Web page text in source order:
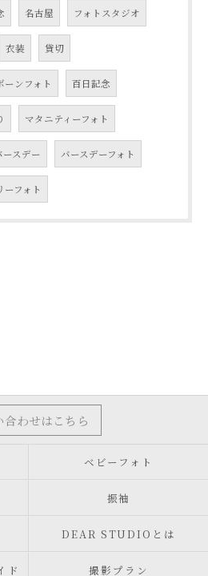
名古屋 フォトスタジオ
衣装 貸切
ーンフォト 百日記念
マタニティーフォト
ースデー バースデーフォト
ーフォト
合わせはこちら
ベビーフォト
振袖
DEAR STUDIOとは
ド 撮影プラン